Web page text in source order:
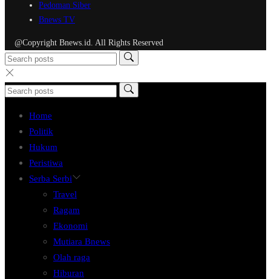
Pedoman Siber
Bnews TV
@Copyright Bnews.id. All Rights Reserved
Home
Politik
Hukum
Peristiwa
Serba Serbi
Travel
Ragam
Ekonomi
Mutiara Bnews
Olah raga
Hiburan